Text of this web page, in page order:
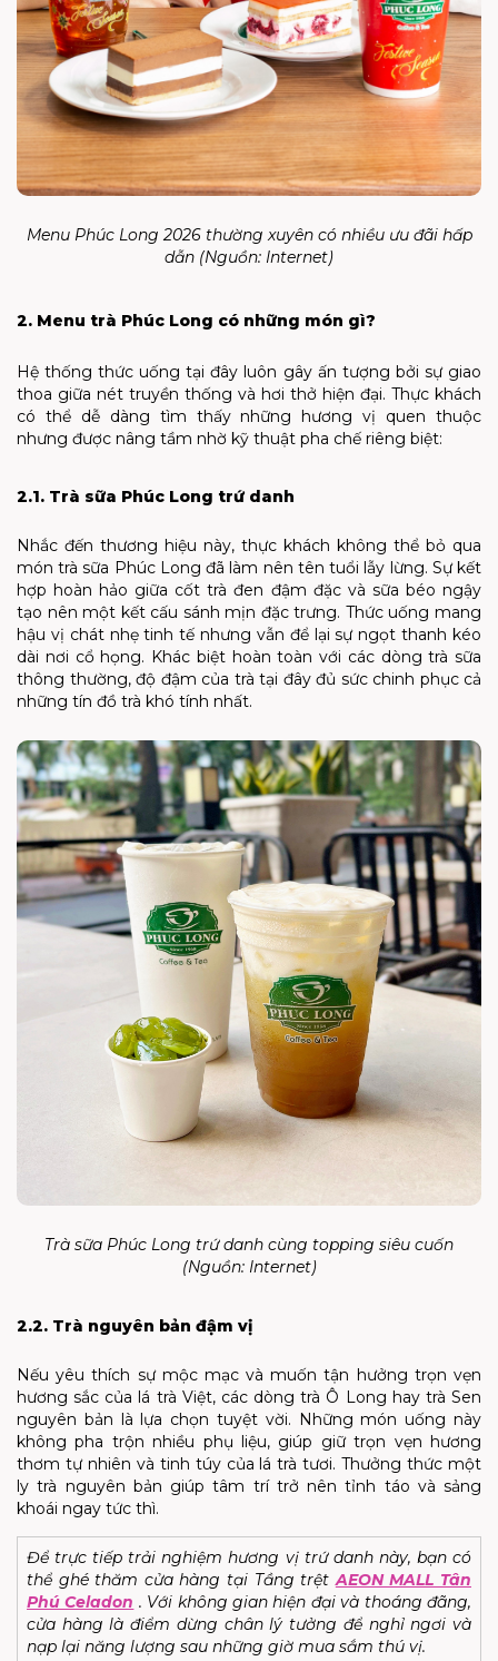
Menu Phúc Long 2026 thường xuyên có nhiều ưu đãi hấp
dẫn (Nguồn: Internet)
2. Menu trà Phúc Long có những món gì?
Hệ thống thức uống tại đây luôn gây ấn tượng bởi sự giao
thoa giữa nét truyền thống và hơi thở hiện đại. Thực khách
có thể dễ dàng tìm thấy những hương vị quen thuộc
nhưng được nâng tầm nhờ kỹ thuật pha chế riêng biệt:
2.1. Trà sữa Phúc Long trứ danh
Nhắc đến thương hiệu này, thực khách không thể bỏ qua
món trà sữa Phúc Long đã làm nên tên tuổi lẫy lừng. Sự kết
hợp hoàn hảo giữa cốt trà đen đậm đặc và sữa béo ngậy
tạo nên một kết cấu sánh mịn đặc trưng. Thức uống mang
hậu vị chát nhẹ tinh tế nhưng vẫn để lại sự ngọt thanh kéo
dài nơi cổ họng. Khác biệt hoàn toàn với các dòng trà sữa
thông thường, độ đậm của trà tại đây đủ sức chinh phục cả
những tín đồ trà khó tính nhất.
Trà sữa Phúc Long trứ danh cùng topping siêu cuốn
(Nguồn: Internet)
2.2. Trà nguyên bản đậm vị
Nếu yêu thích sự mộc mạc và muốn tận hưởng trọn vẹn
hương sắc của lá trà Việt, các dòng trà Ô Long hay trà Sen
nguyên bản là lựa chọn tuyệt vời. Những món uống này
không pha trộn nhiều phụ liệu, giúp giữ trọn vẹn hương
thơm tự nhiên và tinh túy của lá trà tươi. Thưởng thức một
ly trà nguyên bản giúp tâm trí trở nên tỉnh táo và sảng
khoái ngay tức thì.
Để trực tiếp trải nghiệm hương vị trứ danh này, bạn có
thể ghé thăm cửa hàng tại Tầng trệtAEON MALL Tân
Phú Celadon . Với không gian hiện đại và thoáng đãng,
cửa hàng là điểm dừng chân lý tưởng để nghỉ ngơi và
nạp lại năng lượng sau những giờ mua sắm thú vị.